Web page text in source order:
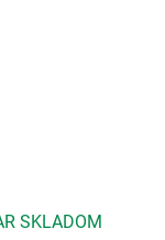
SKLADOM